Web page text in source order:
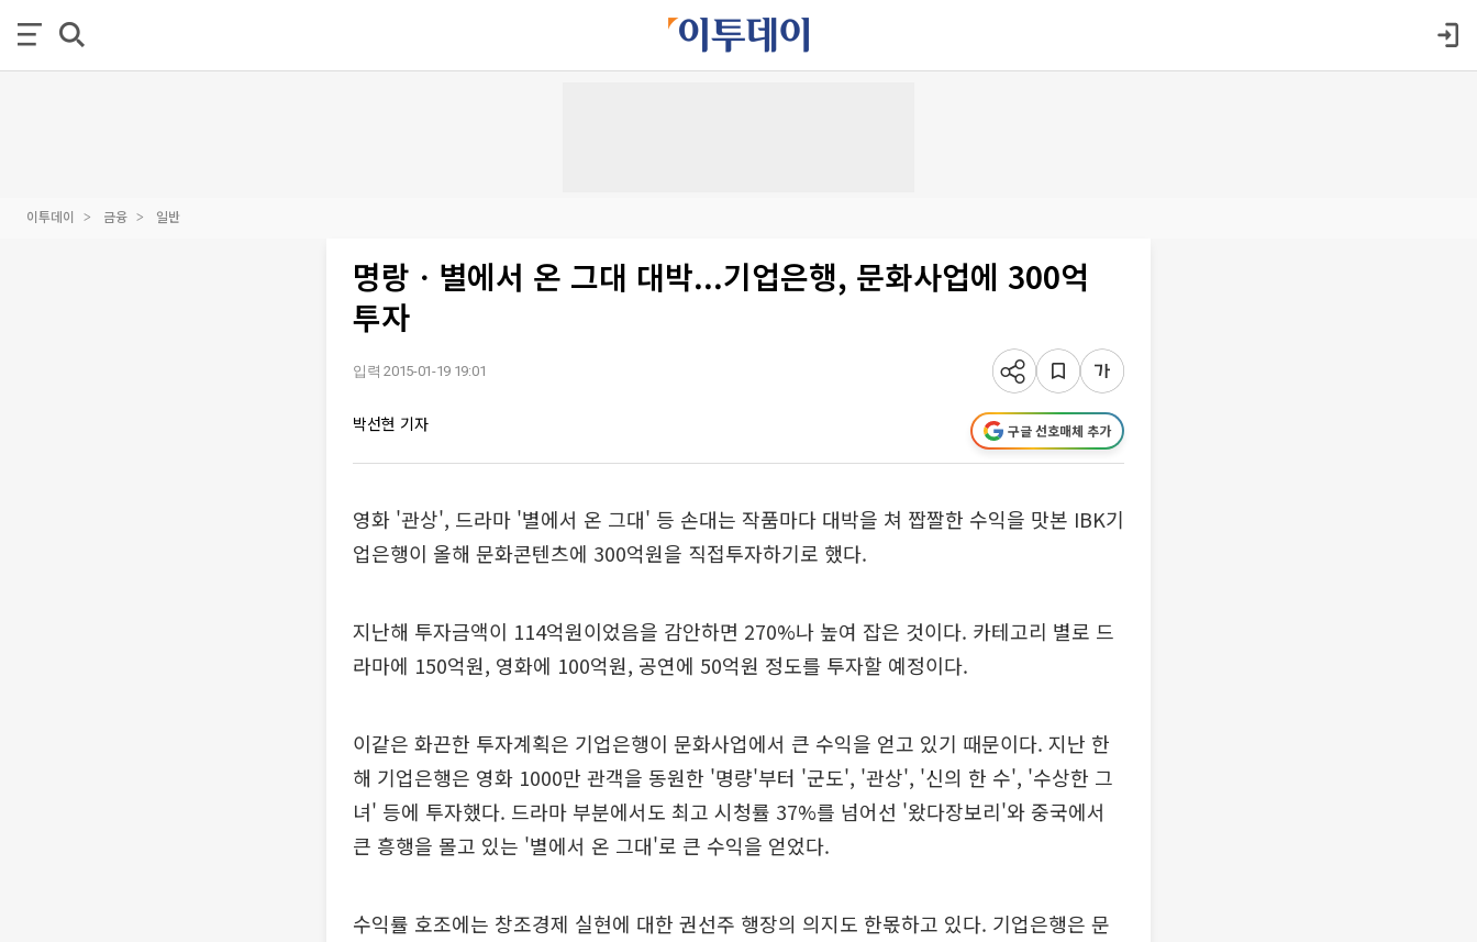
이투데이 금융 일반
명랑ㆍ별에서 온 그대 대박...기업은행, 문화사업에 300억
투자
입력 2015-01-19 19:01
박선현 기자 구글 선호매체 추가
영화 '관상', 드라마 '별에서 온 그대' 등 손대는 작품마다 대박을 쳐 짭짤한 수익을 맛본 IBK기
업은행이 올해 문화콘텐츠에 300억원을 직접투자하기로 했다.
지난해 투자금액이 114억원이었음을 감안하면 270%나 높여 잡은 것이다. 카테고리 별로 드
라마에 150억원, 영화에 100억원, 공연에 50억원 정도를 투자할 예정이다.
이같은 화끈한 투자계획은 기업은행이 문화사업에서 큰 수익을 얻고 있기 때문이다. 지난 한
해 기업은행은 영화 1000만 관객을 동원한 '명량'부터 '군도', '관상', '신의 한 수', '수상한 그
녀' 등에 투자했다. 드라마 부분에서도 최고 시청률 37%를 넘어선 '왔다장보리'와 중국에서
큰 흥행을 몰고 있는 '별에서 온 그대'로 큰 수익을 얻었다.
수익률 호조에는 창조경제 실현에 대한 권선주 행장의 의지도 한몫하고 있다. 기업은행은 문